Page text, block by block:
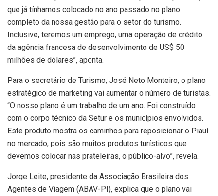
que já tínhamos colocado no ano passado no plano
completo da nossa gestão para o setor do turismo.
Inclusive, teremos um emprego, uma operação de crédito
da agência francesa de desenvolvimento de US$ 50
milhões de dólares”, aponta.
Para o secretário de Turismo, José Neto Monteiro, o plano
estratégico de marketing vai aumentar o número de turistas.
“O nosso plano é um trabalho de um ano. Foi construído
com o corpo técnico da Setur e os municípios envolvidos.
Este produto mostra os caminhos para reposicionar o Piauí
no mercado, pois são muitos produtos turísticos que
devemos colocar nas prateleiras, o público-alvo”, revela.
Jorge Leite, presidente da Associação Brasileira dos
Agentes de Viagem (ABAV-PI), explica que o plano vai